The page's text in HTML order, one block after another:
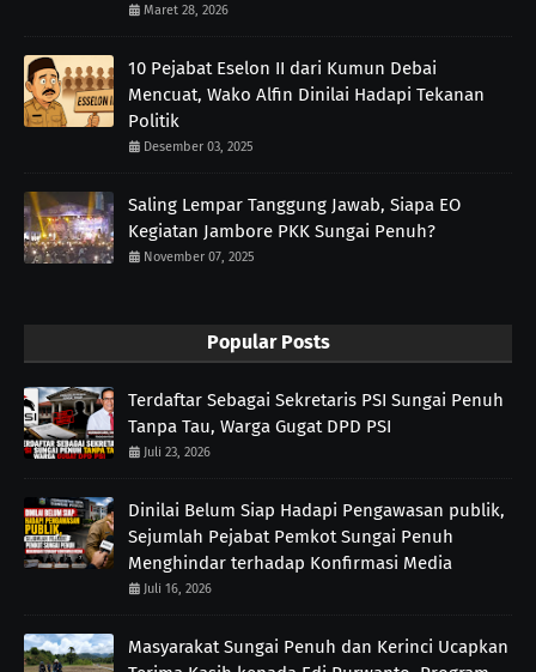
Maret 28, 2026
10 Pejabat Eselon II dari Kumun Debai
Mencuat, Wako Alfin Dinilai Hadapi Tekanan
Politik
Desember 03, 2025
Saling Lempar Tanggung Jawab, Siapa EO
Kegiatan Jambore PKK Sungai Penuh?
November 07, 2025
Popular Posts
Terdaftar Sebagai Sekretaris PSI Sungai Penuh
Tanpa Tau, Warga Gugat DPD PSI
Juli 23, 2026
Dinilai Belum Siap Hadapi Pengawasan publik,
Sejumlah Pejabat Pemkot Sungai Penuh
Menghindar terhadap Konfirmasi Media
Juli 16, 2026
Masyarakat Sungai Penuh dan Kerinci Ucapkan